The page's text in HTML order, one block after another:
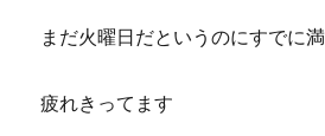
まだ火曜日だというのにすでに
疲れきってます